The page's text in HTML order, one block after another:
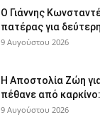
Ο Γιάννης
πατέρας για
9 Αυγούστου 2026
Η Αποστολία Ζώη
πέθανε από
9 Αυγούστου 2026